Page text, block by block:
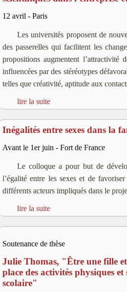
12 avril - Paris
Les universités proposent de
des passerelles qui facilitent les
propositions augmentent l’attractivité
influencées par des stéréotypes
telles que créativité, aptitude aux
lire la suite
Inégalités entre sexes dans la
Avant le 1er juin - Fort de France
Le colloque a pour but de
l’égalité entre les sexes et de
différents acteurs impliqués dans le
lire la suite
Soutenance de thèse
Julie Thomas, "Être une fille et
place des activités physiques
scolaire"